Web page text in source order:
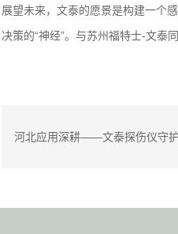
展望未来，文泰的愿景是构建一个
决策的“神经”。与苏州福特士-文泰
河北应用深耕——文泰探伤仪守